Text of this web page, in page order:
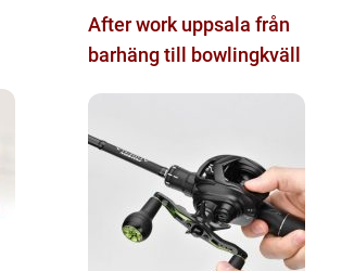
After work uppsala från
barhäng till bowlingkväll